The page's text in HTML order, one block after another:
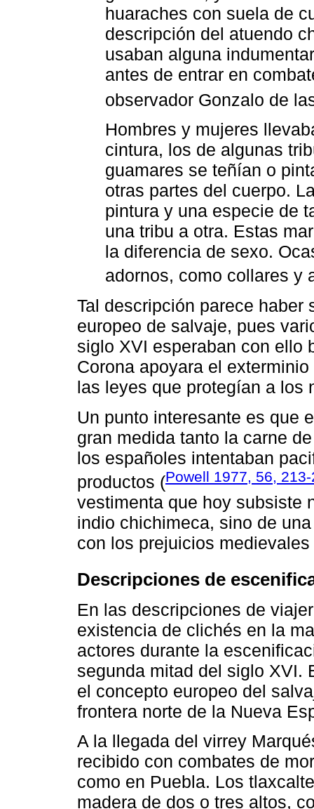
huaraches con suela de
descripción del atuendo
usaban alguna
antes de entrar en
observador Gonzalo de
Hombres y mujeres
cintura, los de algunas
guamares se teñían o
otras partes del cuerpo.
pintura y una especie de
una tribu a otra. Estas
la diferencia de sexo.
adornos, como collares y
Tal descripción parece haber
europeo de salvaje, pues
siglo XVI esperaban con ello
Corona apoyara el
las leyes que protegían a los
Un punto interesante es que
gran medida tanto la carne
los españoles intentaban
productos (Powell 1977, 56,
vestimenta que hoy subsiste
indio chichimeca, sino de
con los prejuicios
Descripciones de
En las descripciones de
existencia de clichés en la
actores durante la
segunda mitad del siglo XVI.
el concepto europeo del
frontera norte de la Nueva
A la llegada del virrey
recibido con combates de
como en Puebla. Los
madera de dos o tres altos,